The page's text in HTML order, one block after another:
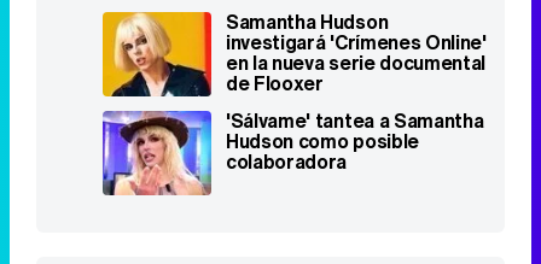
Samantha Hudson
investigará 'Crímenes Online'
en la nueva serie documental
de Flooxer
'Sálvame' tantea a Samantha
Hudson como posible
colaboradora